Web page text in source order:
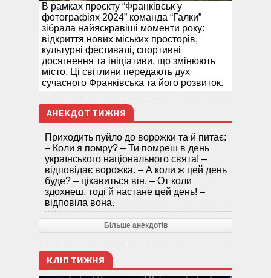
В рамках проєкту “Франківськ у
фотографіях 2024” команда “Галки”
зібрала найяскравіші моменти року:
відкриття нових міських просторів,
культурні фестивалі, спортивні
досягнення та ініціативи, що змінюють
місто. Ці світлини передають дух
сучасного Франківська та його розвиток.
АНЕКДОТ ТИЖНЯ
Приходить пуйло до ворожки та й питає:
– Коли я помру? – Ти помреш в день
українського національного свята! –
відповідає ворожка. – А коли ж цей день
буде? – цікавиться він. – От коли
здохнеш, тоді й настане цей день! –
відповіла вона.
Більше анекдотів
КЛІП ТИЖНЯ